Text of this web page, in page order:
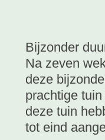
Bijzonder
Na zeven
deze
prachtige
deze tuin
tot eind